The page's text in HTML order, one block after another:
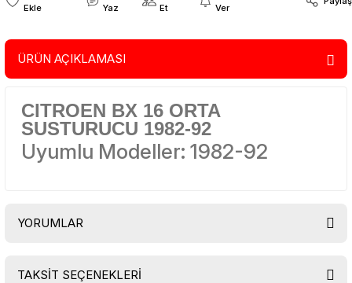
Yaz
Et
Ver
ÜRÜN AÇIKLAMASI
CITROEN BX 16 ORTA
SUSTURUCU 1982-92
Uyumlu Modeller: 1982-92
YORUMLAR
TAKSİT SEÇENEKLERİ